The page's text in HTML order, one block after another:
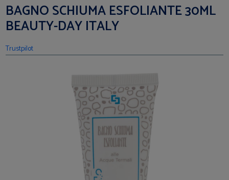
BAGNO SCHIUMA ESFOLIANTE 30ML
BEAUTY-DAY ITALY
Trustpilot